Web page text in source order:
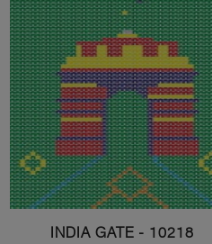
10218 - INDIA GATE